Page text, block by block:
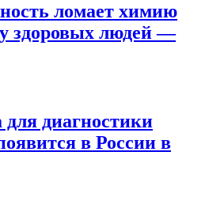
ломает химию
здоровых людей —
для диагностики
в России в